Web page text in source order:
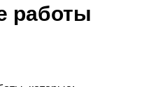
работы